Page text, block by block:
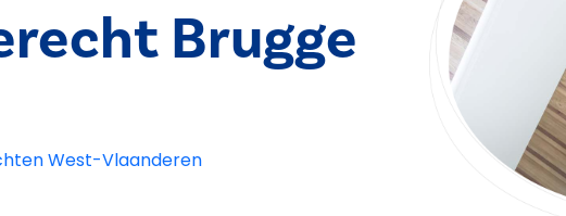
Brugge
West-Vlaanderen